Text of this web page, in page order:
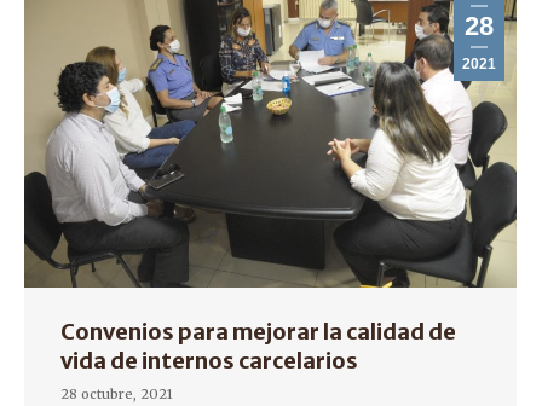
28
2021
Convenios para mejorar la calidad de
vida de internos carcelarios
28 octubre, 2021